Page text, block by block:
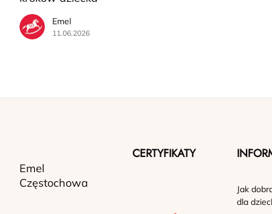
Emel
11.06.2026
Emel
Częstochowa
CERTYFIKATY
Jak
dla